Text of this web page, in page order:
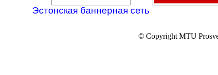
Эстонская баннерная сеть
© Copyright MTU